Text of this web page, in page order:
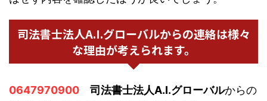
司法書士法人A.I.グローバルからの連絡は様々
な理由が考えられます。
0647970900 司法書士法人A.I.グローバルからの